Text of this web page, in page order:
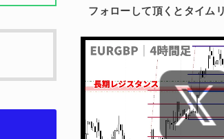
フォローして頂くとタイム